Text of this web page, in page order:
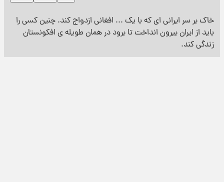
خاک بر سر ایرانی ای که با یک ... افغانی ازدواج کند. چنین کسی را
باید از ایران بیرون انداخت تا برود در همان طویله ی افکونستان
زندگی کند.